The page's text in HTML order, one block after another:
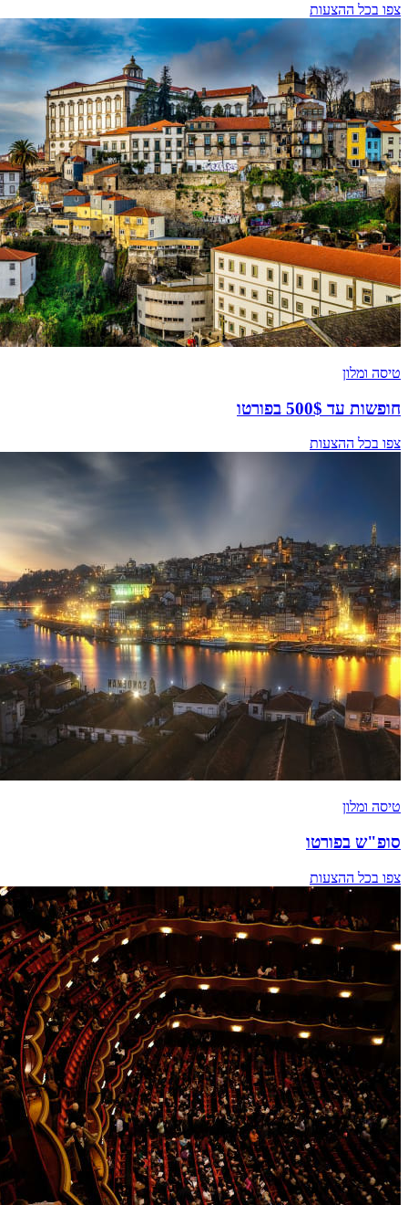
צפו בכל ההצעות
טיסה ומלון
חופשות עד 500$ בפורטו
צפו בכל ההצעות
טיסה ומלון
סופ"ש בפורטו
צפו בכל ההצעות